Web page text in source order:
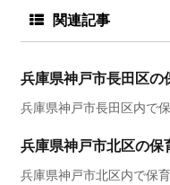
関連記事
兵庫県神戸市長田区の
兵庫県神戸市長田区内で
兵庫県神戸市北区の保
兵庫県神戸市北区内で保